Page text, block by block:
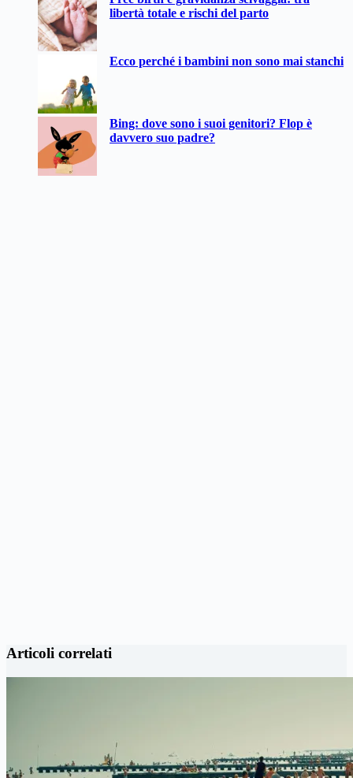
libertà totale e rischi del parto
Ecco perché i bambini non sono mai stanchi
Bing: dove sono i suoi genitori? Flop è
davvero suo padre?
Articoli correlati